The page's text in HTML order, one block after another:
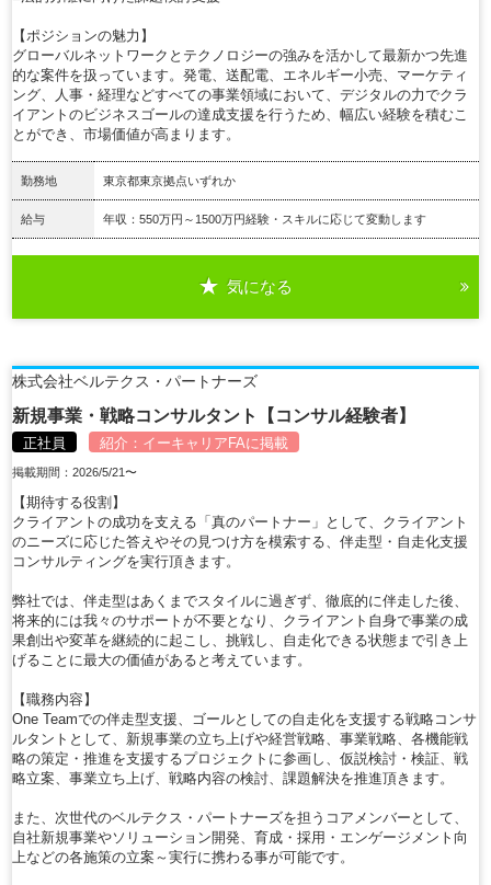
【ポジションの魅力】
グローバルネットワークとテクノロジーの強みを活かして最新かつ先進
的な案件を扱っています。発電、送配電、エネルギー小売、マーケティ
ング、人事・経理などすべての事業領域において、デジタルの力でクラ
イアントのビジネスゴールの達成支援を行うため、幅広い経験を積むこ
とができ、市場価値が高まります。
勤務地 東京都東京拠点いずれか
給与 年収：550万円～1500万円経験・スキルに応じて変動します
気になる
株式会社ベルテクス・パートナーズ
新規事業・戦略コンサルタント【コンサル経験者】
正社員 紹介： イーキャリアFAに掲載
掲載期間：2026/5/21〜
【期待する役割】
クライアントの成功を支える「真のパートナー」として、クライアント
のニーズに応じた答えやその見つけ方を模索する、伴走型・自走化支援
コンサルティングを実行頂きます。
弊社では、伴走型はあくまでスタイルに過ぎず、徹底的に伴走した後、
将来的には我々のサポートが不要となり、クライアント自身で事業の成
果創出や変革を継続的に起こし、挑戦し、自走化できる状態まで引き上
げることに最大の価値があると考えています。
【職務内容】
One Teamでの伴走型支援、ゴールとしての自走化を支援する戦略コンサ
ルタントとして、新規事業の立ち上げや経営戦略、事業戦略、各機能戦
略の策定・推進を支援するプロジェクトに参画し、仮説検討・検証、戦
略立案、事業立ち上げ、戦略内容の検討、課題解決を推進頂きます。
また、次世代のベルテクス・パートナーズを担うコアメンバーとして、
自社新規事業やソリューション開発、育成・採用・エンゲージメント向
上などの各施策の立案～実行に携わる事が可能です。